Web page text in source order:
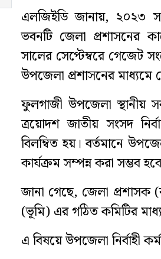
এলজিইডি জানায়, ২০২৩
ভবনটি জেলা প্রশাসনের
সালের সেপ্টেম্বরে গেজেট
উপজেলা প্রশাসনের মাধ্যমে
ফুলগাজী উপজেলা স্থানীয়
ত্রয়োদশ জাতীয় সংসদ
বিলম্বিত হয়। বর্তমানে
কার্যক্রম সম্পন্ন করা সম্ভব
জানা গেছে, জেলা প্রশাসক
(ভূমি) এর গঠিত কমিটির
এ বিষয়ে উপজেলা নির্বাহী